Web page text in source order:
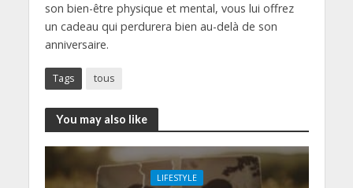
son bien-être physique et mental, vous lui offrez
un cadeau qui perdurera bien au-delà de son
anniversaire.
Tags tous
You may also like
LIFESTYLE